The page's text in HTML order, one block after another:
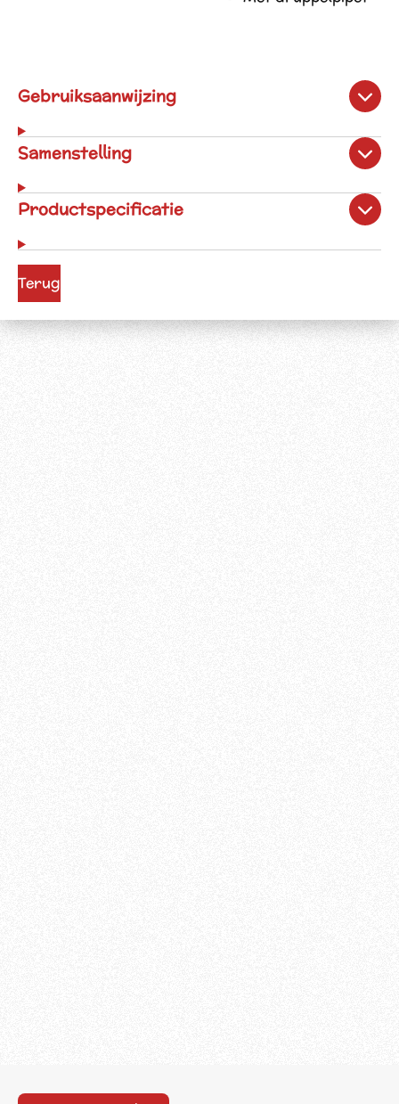
Gebruiksaanwijzing
Samenstelling
Productspecificatie
Terug